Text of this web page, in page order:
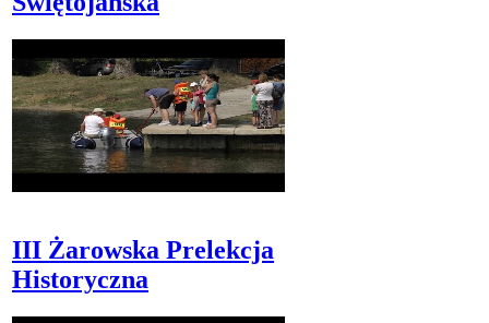
III Żarowska Prelekcja
Historyczna